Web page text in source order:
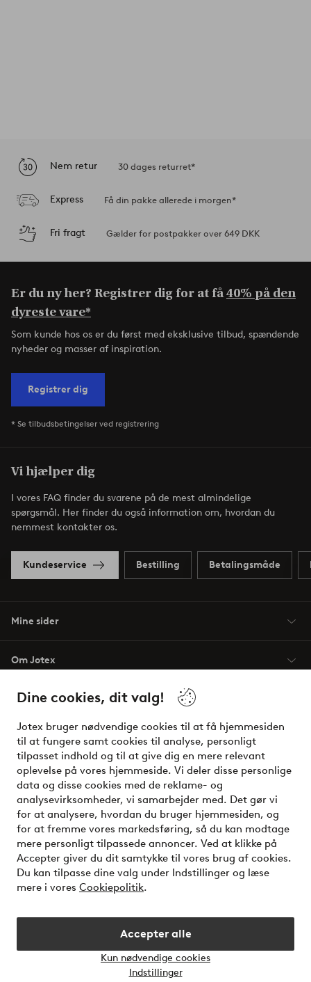
Dine cookies, dit valg!
Jotex bruger nødvendige cookies til at få hjemmesiden
til at fungere samt cookies til analyse, personligt
tilpasset indhold og til at give dig en mere relevant
oplevelse på vores hjemmeside. Vi deler disse personlige
data og disse cookies med de reklame- og
analysevirksomheder, vi samarbejder med. Det gør vi
for at analysere, hvordan du bruger hjemmesiden, og
for at fremme vores markedsføring, så du kan modtage
mere personligt tilpassede annoncer. Ved at klikke på
Accepter giver du dit samtykke til vores brug af cookies.
Du kan tilpasse dine valg under Indstillinger og læse
mere i vores Cookiepolitik.
Accepter alle
Kun nødvendige cookies
Indstillinger
Nem retur 30 dages returret*
Express Få din pakke allerede i morgen*
Fri fragt Gælder for postpakker over 649 DKK
Er du ny her? Registrer dig for at få40% på den
dyreste vare*
Som kunde hos os er du først med eksklusive tilbud, spændende
nyheder og masser af inspiration.
Registrer dig
* Se tilbudsbetingelser ved registrering
Vi hjælper dig
I vores FAQ finder du svarene på de mest almindelige
spørgsmål. Her finder du også information om, hvordan du
nemmest kontakter os.
Kundeservice Bestilling Betalingsmåde
Mine sider
Om Jotex
Vilkår
Venner
Sikre betalinger - betal nu eller del op
Vil du vide mere om vores betalingsmuligheder?
elpy